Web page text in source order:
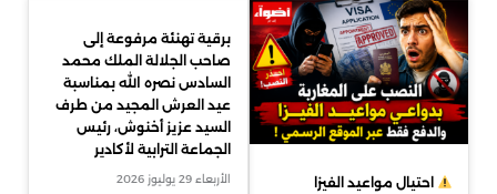
احتيال مواعيد الفيزا
برقية تهنئة مرفوعة إلى
صاحب الجلالة الملك محمد
السادس نصره الله بمناسبة
عيد العرش المجيد من طرف
السيد عزيز أخنوش، رئيس
الجماعة الترابية لأكادير
الأربعاء 29 يوليوز 2026